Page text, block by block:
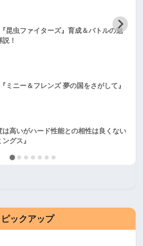
昆虫ファイターズ』育成＆バトルの魅
！
ミニー＆フレンズ 夢の国をさがして』
は高いがハード性能との相性は良くない
ングス』
ックアップ